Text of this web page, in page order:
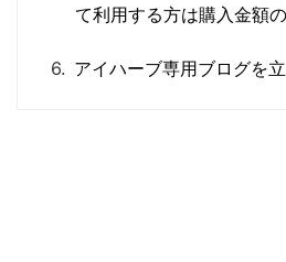
て利用する方は購入金額
アイハーブ専用ブログを